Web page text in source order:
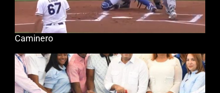
Caminero